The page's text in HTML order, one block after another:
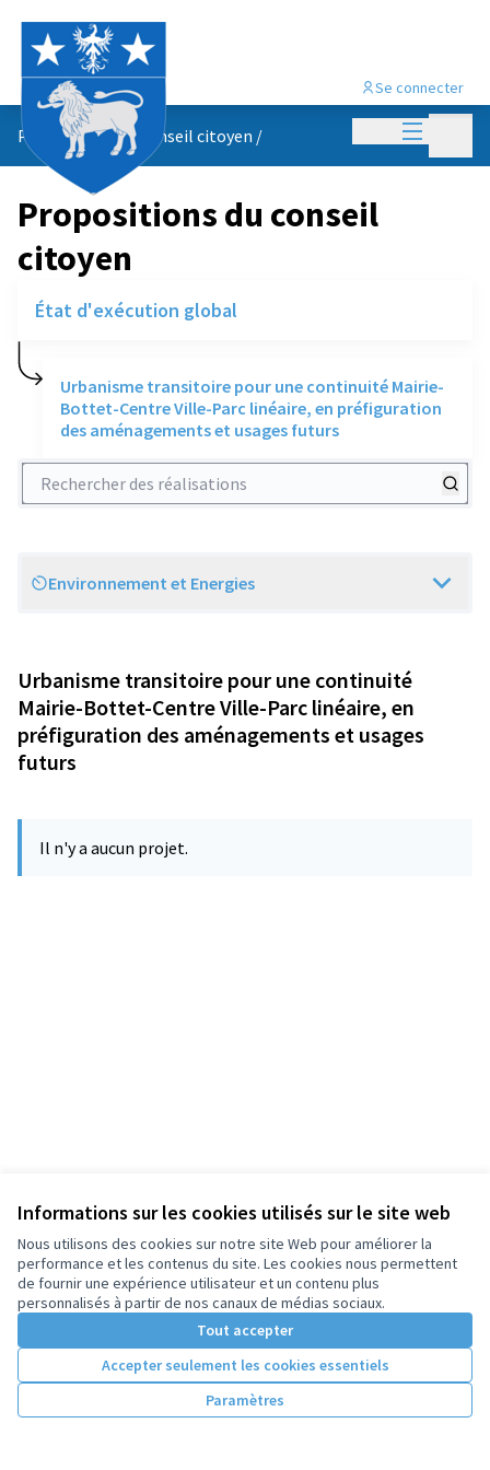
Informations sur les cookies utilisés sur le site web
Nous utilisons des cookies sur notre site Web pour améliorer la
performance et les contenus du site. Les cookies nous permettent
de fournir une expérience utilisateur et un contenu plus
personnalisés à partir de nos canaux de médias sociaux.
Tout accepter
Accepter seulement les cookies essentiels
Paramètres
Menu
Se connecter
Propositions du conseil citoyen /
Propositions du conseil
citoyen
État d'exécution global
Urbanisme transitoire pour une continuité Mairie-
Bottet-Centre Ville-Parc linéaire, en préfiguration
des aménagements et usages futurs
Rechercher des réalisations
Scope
Environnement et Energies
Urbanisme transitoire pour une continuité
Mairie-Bottet-Centre Ville-Parc linéaire, en
préfiguration des aménagements et usages
futurs
Il n'y a aucun projet.